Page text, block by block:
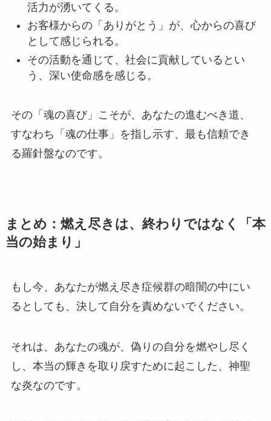
活力が湧いてくる。
お客様からの「ありがとう」が、心からの喜び
として感じられる。
その活動を通じて、社会に貢献しているとい
う、深い使命感を感じる。
その「魂の喜び」こそが、あなたの進むべき道、
すなわち「魂の仕事」を指し示す、最も信頼でき
る羅針盤なのです。
まとめ：燃え尽きは、終わりではなく「本
当の始まり」
もし今、あなたが燃え尽き症候群の暗闇の中にい
るとしても、決して自分を責めないでください。
それは、あなたの魂が、偽りの自分を燃やし尽く
し、本当の輝きを取り戻すために起こした、神聖
な炎なのです。